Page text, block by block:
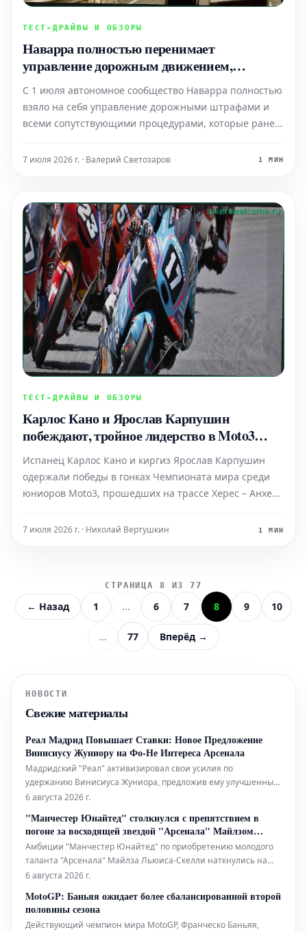
ТЕСТ-ДРАЙВЫ И ОБЗОРЫ
Наварра полностью перенимает
управление дорожным движением,
штрафами и радарами от DGT
С 1 июля автономное сообщество Наварра полностью
взяло на себя управление дорожными штрафами и
всеми сопутствующими процедурами, которые ранее
дорожного движения (DGT) Испании. Теперь все
7 июля 2026 г. · Валерий Светозаров 1 МИН
ТЕСТ-ДРАЙВЫ И ОБЗОРЫ
Карлос Кано и Ярослав Карпушин
побеждают, тройное лидерство в Moto3
Junior
Испанец Карлос Кано и киргиз Ярослав Карпушин
одержали победы в гонках Чемпионата мира среди
юниоров Moto3, прошедших на трассе Херес – Анхель
Кано превзошел Карпушина и испанца Фернандо
7 июля 2026 г. · Николай Вертушкин 1 МИН
СТРАНИЦА 8 ИЗ 77
← Назад 1 ... 6 7 8 9 10
... 77 Вперёд →
НОВОСТИ
Свежие материалы
Реал Мадрид Повышает Ставки: Новое Предложение
Винисиусу Жуниору на Фо-Не Интереса Арсенала
Мадридский "Реал" активизировал свои усилия по
удержанию Винисиуса Жуниора, предложив ему улучшенный
контракт на фоне усиливающегося интереса со стороны
являющийся ключевой фигурой на стадионе "Сантьяго
Бернабеу", в настоящее время рассматривает но
6 августа 2026 г.
"Манчестер Юнайтед" столкнулся с препятствием в
погоне за восходящей звездой "Арсенала" Майлзом
Льюисом-Скелли
Амбиции "Манчестер Юнайтед" по приобретению молодого
таланта "Арсенала" Майлза Льюиса-Скелли наткнулись на
решительный отказ со стороны "канониров". 19-летний
стадионе "Эмирейтс", не подлежит продаже этим летом, так
как Микель Артета твердо нам
6 августа 2026 г.
MotoGP: Баньяя ожидает более сбалансированной второй
половины сезона
Действующий чемпион мира MotoGP, Франческо Баньяя,